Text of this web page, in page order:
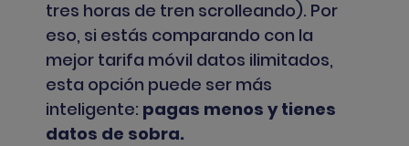
tres horas de tren scrolleando). Por
eso, si estás comparando con la
mejor tarifa móvil datos ilimitados,
esta opción puede ser más
inteligente: pagas menos y tienes
datos de sobra.